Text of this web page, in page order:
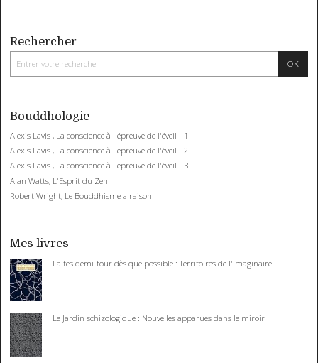
Rechercher
Bouddhologie
Alexis Lavis , La conscience à l'épreuve de l'éveil - 1
Alexis Lavis , La conscience à l'épreuve de l'éveil - 2
Alexis Lavis , La conscience à l'épreuve de l'éveil - 3
Alan Watts, L'Esprit du Zen
Robert Wright, Le Bouddhisme a raison
Mes livres
Faites demi-tour dès que possible : Territoires de l'imaginaire
Le Jardin schizologique : Nouvelles apparues dans le miroir